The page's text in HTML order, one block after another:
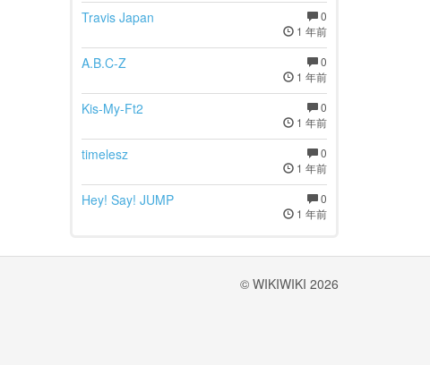
0
1 年前
Travis Japan
0
1 年前
A.B.C-Z
0
1 年前
Kis-My-Ft2
0
1 年前
timelesz
0
1 年前
Hey! Say! JUMP
© WIKIWIKI 2026